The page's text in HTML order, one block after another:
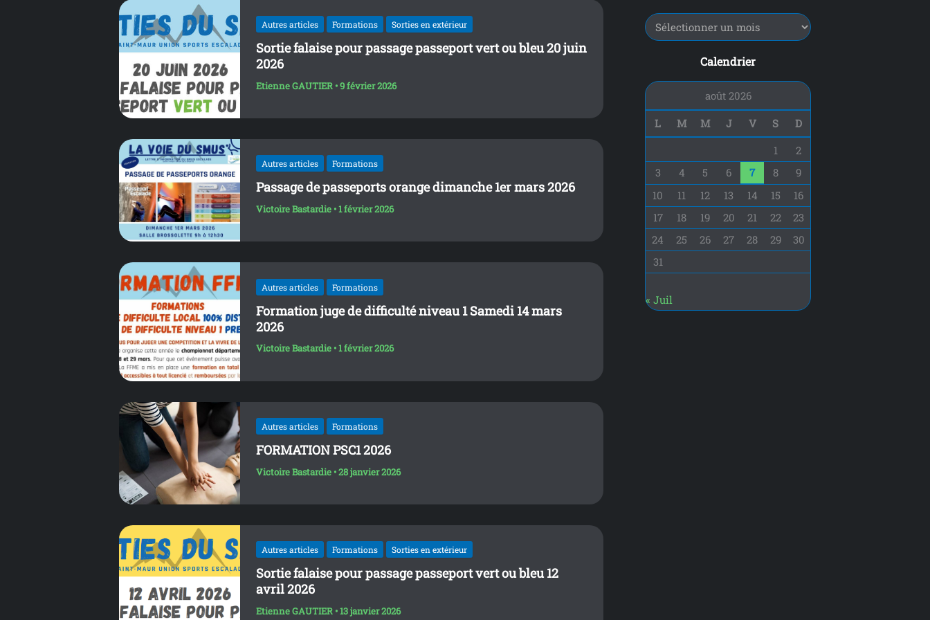
Autres articles Formations Sorties en extérieur
Sortie falaise pour passage passeport vert ou bleu 20 juin
2026
Etienne GAUTIER •9 février 2026
Autres articles Formations
Passage de passeports orange dimanche 1er mars 2026
Victoire Bastardie •1 février 2026
Autres articles Formations
Formation juge de difficulté niveau 1 Samedi 14 mars
2026
Victoire Bastardie •1 février 2026
Autres articles Formations
FORMATION PSC1 2026
Victoire Bastardie •28 janvier 2026
Autres articles Formations Sorties en extérieur
Sortie falaise pour passage passeport vert ou bleu 12
avril 2026
Etienne GAUTIER •13 janvier 2026
Calendrier
août 2026
L
M M J V S
D
1
2
3
4 5 6 7 8
9
10
11 12 13 14 15
16
17
18 19 20 21 22
23
24
25 26 27 28 29
30
31
« Juil